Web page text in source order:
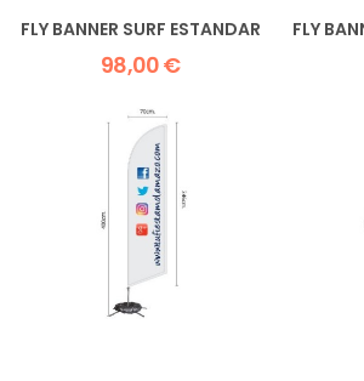
FLY BANNER SURF ESTANDAR
98,00 €